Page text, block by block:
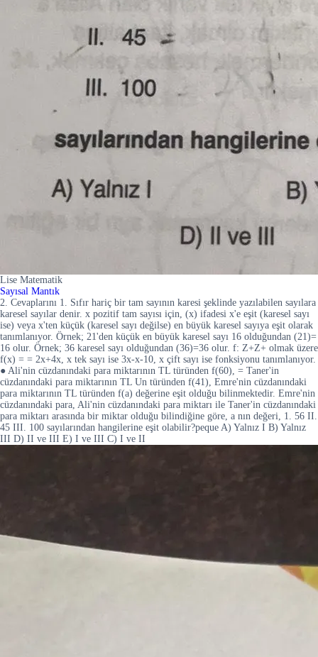
Lise Matematik
Sayısal Mantık
2. Cevaplarını 1. Sıfır hariç bir tam sayının karesi şeklinde yazılabilen sayılara
karesel sayılar denir. x pozitif tam sayısı için, (x) ifadesi x'e eşit (karesel sayı
ise) veya x'ten küçük (karesel sayı değilse) en büyük karesel sayıya eşit olarak
tanımlanıyor. Örnek; 21'den küçük en büyük karesel sayı 16 olduğundan (21)=
16 olur. Örnek; 36 karesel sayı olduğundan (36)=36 olur. f: Z+Z+ olmak üzere
f(x) = = 2x+4x, x tek sayı ise 3x-x-10, x çift sayı ise fonksiyonu tanımlanıyor.
● Ali'nin cüzdanındaki para miktarının TL türünden f(60), = Taner'in
cüzdanındaki para miktarının TL Un türünden f(41), Emre'nin cüzdanındaki
para miktarının TL türünden f(a) değerine eşit olduğu bilinmektedir. Emre'nin
cüzdanındaki para, Ali'nin cüzdanındaki para miktarı ile Taner'in cüzdanındaki
para miktarı arasında bir miktar olduğu bilindiğine göre, a nın değeri, 1. 56 II.
45 III. 100 sayılarından hangilerine eşit olabilir?peque A) Yalnız I B) Yalnız
III D) II ve III E) I ve III C) I ve II